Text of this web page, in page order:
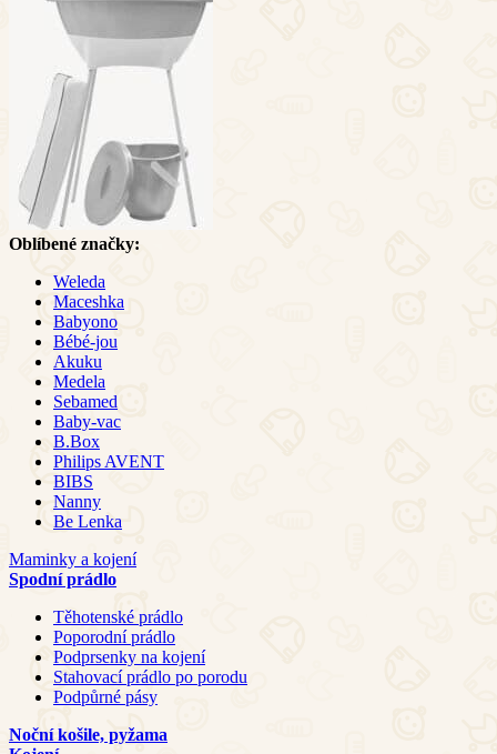
Oblíbené značky:
Weleda
Maceshka
Babyono
Bébé-jou
Akuku
Medela
Sebamed
Baby-vac
B.Box
Philips AVENT
BIBS
Nanny
Be Lenka
Maminky a kojení
Spodní prádlo
Těhotenské prádlo
Poporodní prádlo
Podprsenky na kojení
Stahovací prádlo po porodu
Podpůrné pásy
Noční košile, pyžama